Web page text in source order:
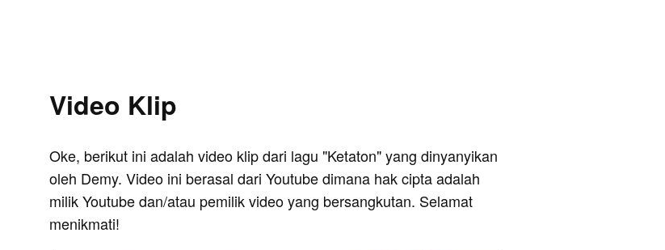
Video Klip
Oke, berikut ini adalah video klip dari lagu "Ketaton" yang dinyanyikan
oleh Demy. Video ini berasal dari Youtube dimana hak cipta adalah
milik Youtube dan/atau pemilik video yang bersangkutan. Selamat
menikmati!